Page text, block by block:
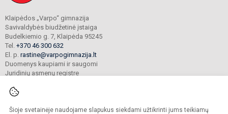
Šioje svetainėje naudojame slapukus siekdami užtikrinti jums teikiamų
Klaipėdos „Varpo“ gimnazija
Savivaldybės biudžetinė įstaiga
Budelkiemio g. 7, Klaipėda 95245
Tel. +370 46 300 632
El. p. rastine@varpogimnazija.lt
Duomenys kaupiami ir saugomi
Juridinių asmenų registre